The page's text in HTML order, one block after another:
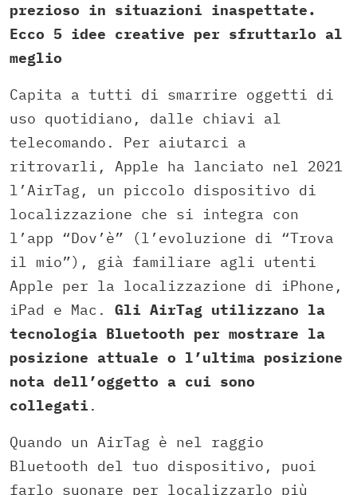
prezioso in situazioni inaspettate.
Ecco 5 idee creative per sfruttarlo al
meglio
Capita a tutti di smarrire oggetti di
uso quotidiano, dalle chiavi al
telecomando. Per aiutarci a
ritrovarli, Apple ha lanciato nel 2021
l’AirTag, un piccolo dispositivo di
localizzazione che si integra con
l’app “Dov’è” (l’evoluzione di “Trova
il mio”), già familiare agli utenti
Apple per la localizzazione di iPhone,
iPad e Mac. Gli AirTag utilizzano la
tecnologia Bluetooth per mostrare la
posizione attuale o l’ultima posizione
nota dell’oggetto a cui sono
collegati .
Quando un AirTag è nel raggio
Bluetooth del tuo dispositivo, puoi
farlo suonare per localizzarlo più